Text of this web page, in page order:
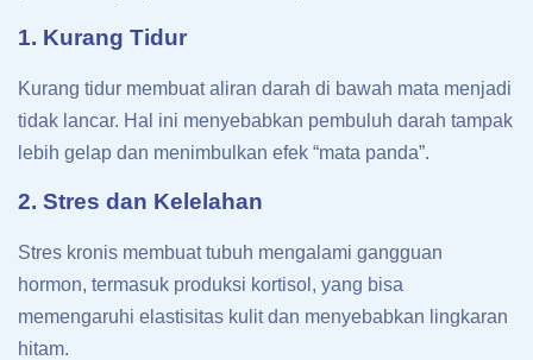
1. Kurang Tidur
Kurang tidur membuat aliran darah di bawah mata menjadi
tidak lancar. Hal ini menyebabkan pembuluh darah tampak
lebih gelap dan menimbulkan efek “mata panda”.
2. Stres dan Kelelahan
Stres kronis membuat tubuh mengalami gangguan
hormon, termasuk produksi kortisol, yang bisa
memengaruhi elastisitas kulit dan menyebabkan lingkaran
hitam.